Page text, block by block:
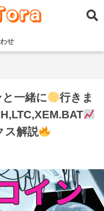
せ
一緒に
行きま
ス解説